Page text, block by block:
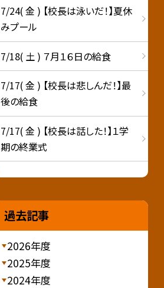
7/24( 金 ) 【校長は泳いだ！】夏休
みプール
7/18( 土 ) ７月１６日の給食
7/17( 金 ) 【校長は悲しんだ！】最
後の給食
7/17( 金 ) 【校長は話した！】１学
期の終業式
過去記事
2026年度
2025年度
2024年度